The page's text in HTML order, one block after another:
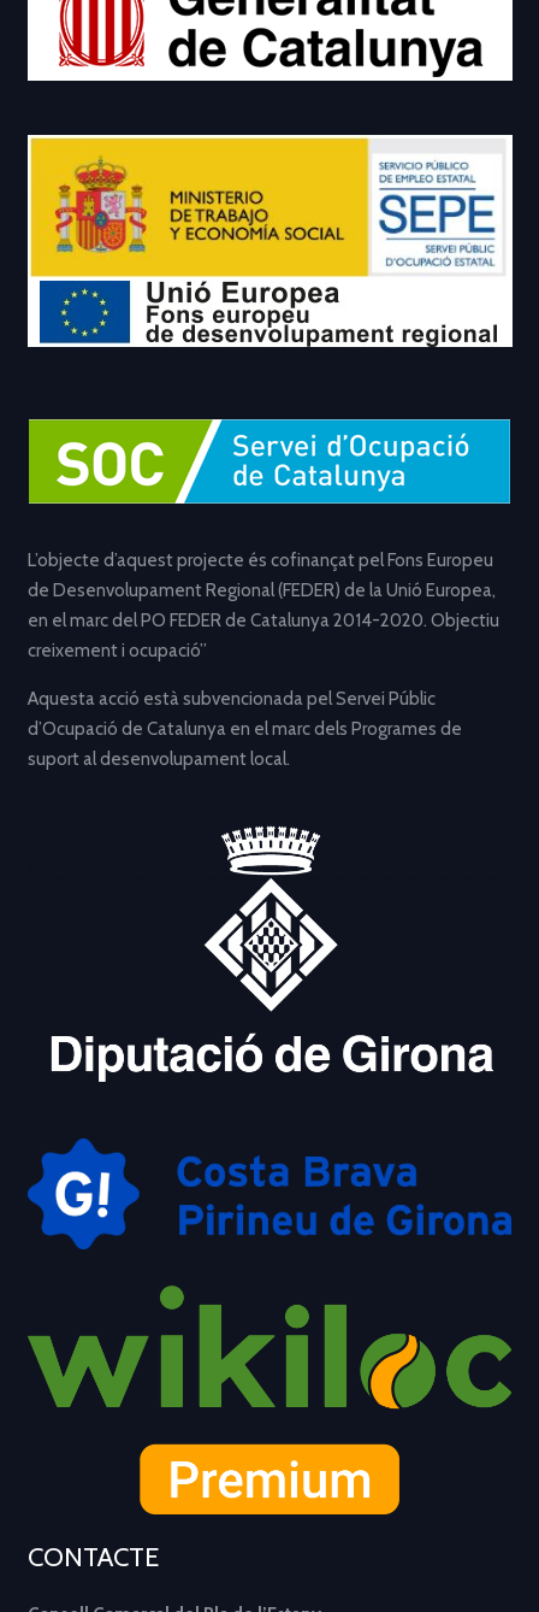
L’objecte d’aquest projecte és cofinançat pel Fons Europeu
de Desenvolupament Regional (FEDER) de la Unió Europea,
en el marc del PO FEDER de Catalunya 2014-2020. Objectiu
creixement i ocupació”
Aquesta acció està subvencionada pel Servei Públic
d’Ocupació de Catalunya en el marc dels Programes de
suport al desenvolupament local.
CONTACTE